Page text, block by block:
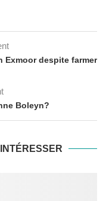
Exmoor despite farmer
Boleyn?